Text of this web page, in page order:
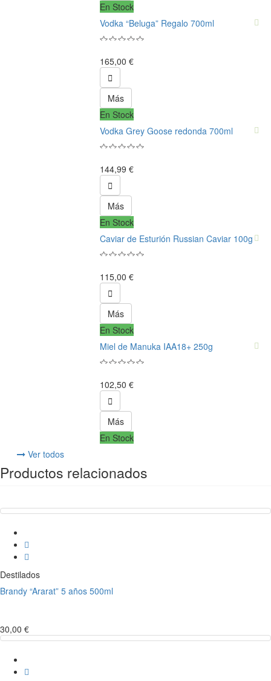
En Stock
Vodka “Beluga” Regalo 700ml
165,00 €

Más
En Stock
Vodka Grey Goose redonda 700ml
144,99 €

Más
En Stock
Caviar de Esturión Russian Caviar 100g
115,00 €

Más
En Stock
Miel de Manuka IAA18+ 250g
102,50 €

Más
En Stock
Ver todos
Productos relacionados
Destilados
Brandy “Ararat” 5 años 500ml
30,00 €